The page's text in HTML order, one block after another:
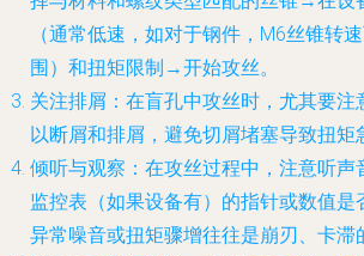
（通常低速，如对于钢件，M6丝锥转
围）和扭矩限制→开始攻丝。
关注排屑 ：在盲孔中攻丝时，尤其要
以断屑和排屑，避免切屑堵塞导致扭矩
倾听与观察 ：在攻丝过程中，注意听
监控表（如果设备有）的指针或数值
异常噪音或扭矩骤增往往是崩刃、卡滞